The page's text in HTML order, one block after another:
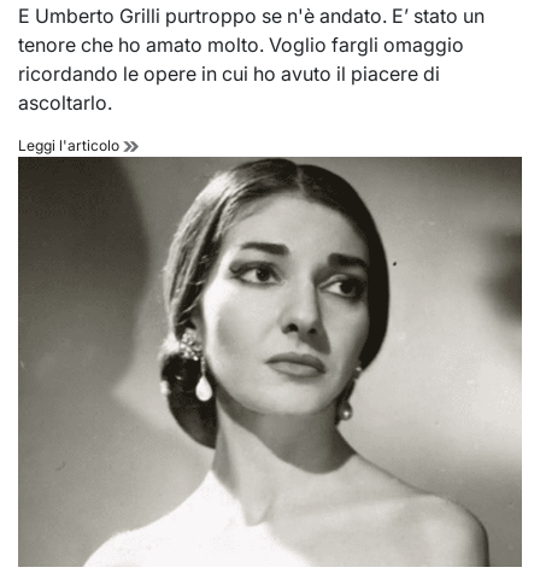
E Umberto Grilli purtroppo se n'è andato. E’ stato un
tenore che ho amato molto. Voglio fargli omaggio
ricordando le opere in cui ho avuto il piacere di
ascoltarlo.
Leggi l'articolo Tutte
ascoltato
Umberto
Grilli